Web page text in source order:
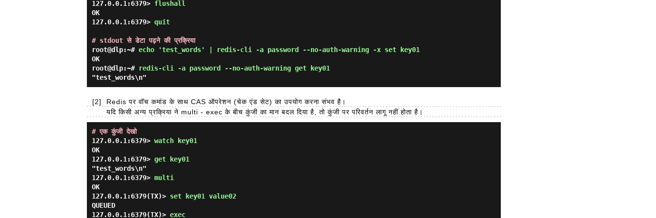
127.0.0.1:6379> flushall
OK
127.0.0.1:6379> quit
# stdout से डेटा पढ़ने की प्रक्रिया
root@dlp:~# echo 'test_words' | redis-cli -a password --no-auth-warning -x set key01
OK
root@dlp:~# redis-cli -a password --no-auth-warning get key01
[2]
Redis पर वॉच कमांड के साथ CAS ऑपरेशन (चेक एंड सेट) का उपयोग करना संभव है।
यदि किसी अन्य प्रक्रिया ने multi - exec के बीच कुंजी का मान बदल दिया है, तो कुंजी पर परिवर्तन लागू नहीं होता है।
# एक कुंजी देखो
127.0.0.1:6379> watch key01
OK
127.0.0.1:6379> get key01
"test_words\n"
127.0.0.1:6379> multi
OK
127.0.0.1:6379(TX)> set key01 value02
QUEUED
127.0.0.1:6379(TX)> exec